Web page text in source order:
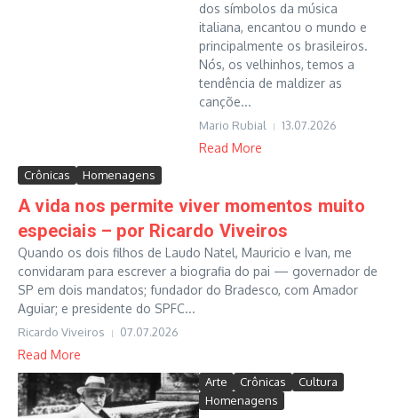
dos símbolos da música
italiana, encantou o mundo e
principalmente os brasileiros.
Nós, os velhinhos, temos a
tendência de maldizer as
cançõe...
Mario Rubial 13.07.2026
Read More
Crônicas Homenagens
A vida nos permite viver momentos muito
especiais – por Ricardo Viveiros
Quando os dois filhos de Laudo Natel, Mauricio e Ivan, me
convidaram para escrever a biografia do pai — governador de
SP em dois mandatos; fundador do Bradesco, com Amador
Aguiar; e presidente do SPFC...
Ricardo Viveiros 07.07.2026
Read More
Arte Crônicas
Cultura
Homenagens